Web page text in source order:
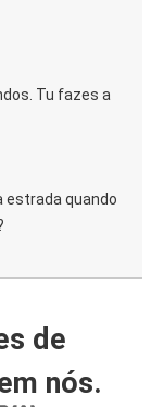
Tu fazes a
estrada quando
de
nós.